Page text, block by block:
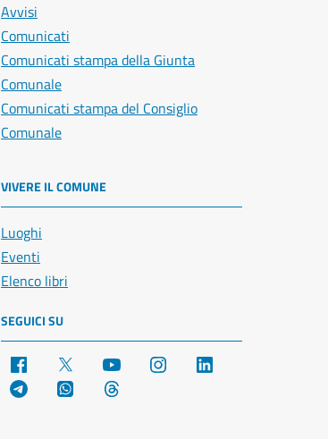
Avvisi
Comunicati
Comunicati stampa della Giunta
Comunale
Comunicati stampa del Consiglio
Comunale
VIVERE IL COMUNE
Luoghi
Eventi
Elenco libri
SEGUICI SU
Facebook YouTube Instagram
Telegram WhatsApp